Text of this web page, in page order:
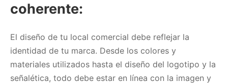
coherente:
El diseño de tu local comercial debe reflejar la
identidad de tu marca. Desde los colores y
materiales utilizados hasta el diseño del logotipo y la
señalética, todo debe estar en línea con la imagen y